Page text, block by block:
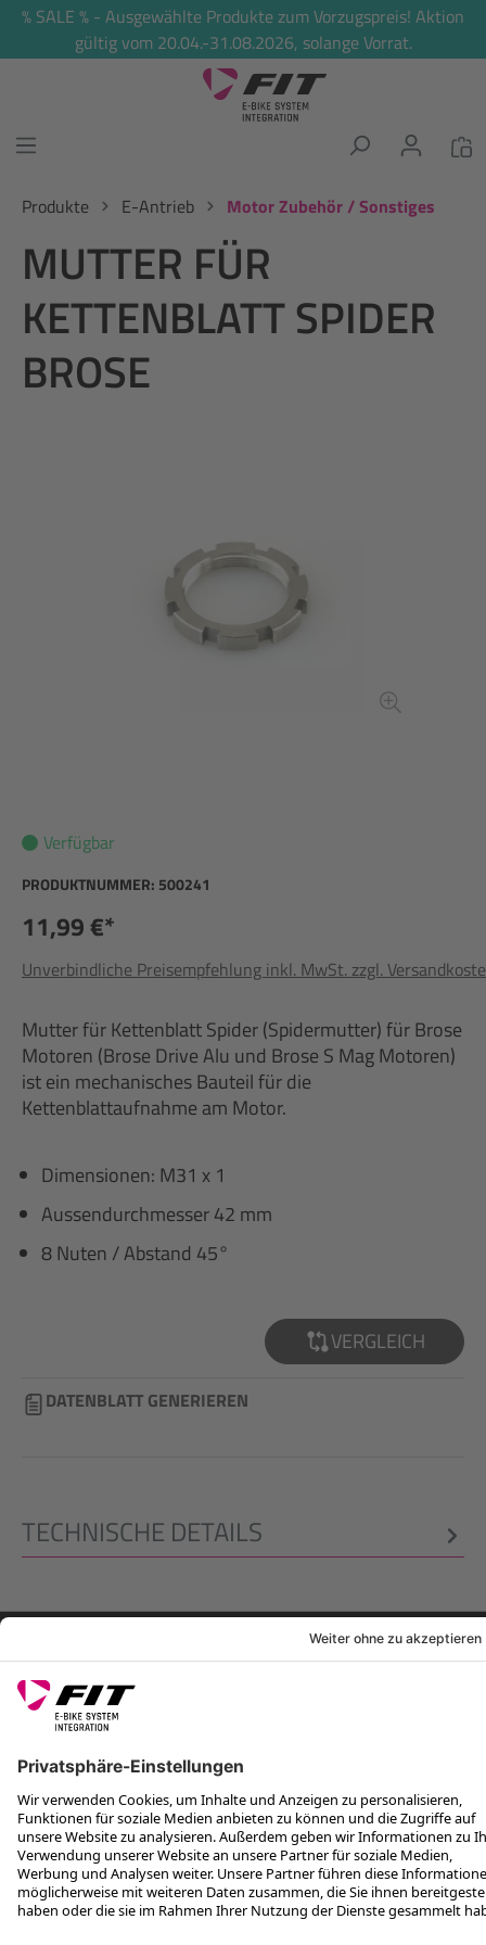
springen
% SALE % - Ausgewählte Produkte zum Vorzugspreis! Aktion
gültig vom 20.04.-31.08.2026, solange Vorrat.
Produkte E-Antrieb Motor Zubehör / Sonstiges
MUTTER FÜR
KETTENBLATT SPIDER
BROSE
Verfügbar
PRODUKTNUMMER: 500241
11,99 €*
Unverbindliche Preisempfehlung inkl. MwSt. zzgl.
Mutter für Kettenblatt Spider (Spidermutter) für Brose
Motoren (Brose Drive Alu und Brose S Mag Motoren)
ist ein mechanisches Bauteil für die
Kettenblattaufnahme am Motor.
Dimensionen: M31 x 1
Aussendurchmesser 42 mm
8 Nuten / Abstand 45°
VERGLEICH
DATENBLATT GENERIEREN
TECHNISCHE DETAILS
SERVICES
FOLGE UNS AUF